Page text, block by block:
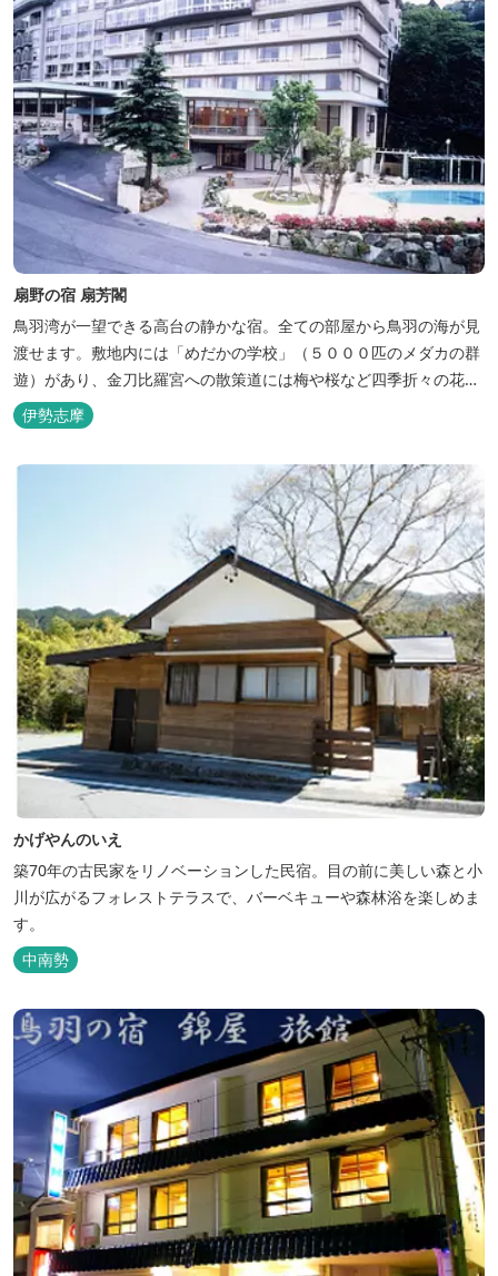
扇野の宿 扇芳閣
鳥羽湾が一望できる高台の静かな宿。全ての部屋から鳥羽の海が見
渡せます。敷地内には「めだかの学校」（５０００匹のメダカの群
遊）があり、金刀比羅宮への散策道には梅や桜など四季折々の花が
咲き誇り、ここ扇野ならではの懐かしい風景と感動に出会うことが
出来ます。 扇野温泉”初蕾の湯”では、水琴窟の音に耳をすませてみ
てください。ユニバーサルルーム、露天風呂付客室もあります。
伊勢志摩
かげやんのいえ
築70年の古民家をリノベーションした民宿。目の前に美しい森と小
川が広がるフォレストテラスで、バーベキューや森林浴を楽しめま
す。
中南勢